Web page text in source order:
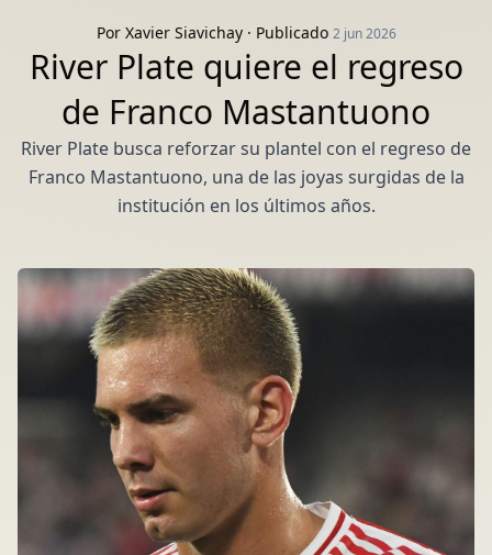
Por Xavier Siavichay· Publicado 2 jun 2026
River Plate quiere el regreso
de Franco Mastantuono
River Plate busca reforzar su plantel con el regreso de
Franco Mastantuono, una de las joyas surgidas de la
institución en los últimos años.